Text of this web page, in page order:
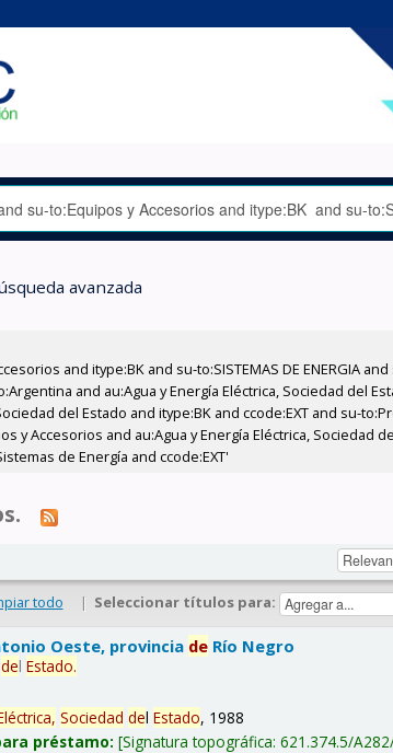
avanzada
and itype:BK and su-to:SISTEMAS DE ENERGIA
and au:Agua y Energía Eléctrica, Sociedad del
del Estado and itype:BK and ccode:EXT and su-
Accesorios and au:Agua y Energía Eléctrica, Sociedad
de Energía and ccode:EXT'
todo | Seleccionar títulos para:
Oeste, provincia de Río Negro
delEstado.
Sociedad delEstado, 1988
préstamo: Signatura topográfica:621.374.5/